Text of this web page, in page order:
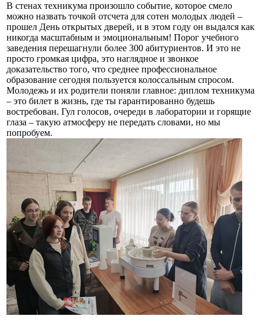
В стенах техникума произошло событие, которое смело
можно назвать точкой отсчета для сотен молодых людей –
прошел День открытых дверей, и в этом году он выдался как
никогда масштабным и эмоциональным! Порог учебного
заведения перешагнули более 300 абитуриентов. И это не
просто громкая цифра, это наглядное и звонкое
доказательство того, что среднее профессиональное
образование сегодня пользуется колоссальным спросом.
Молодежь и их родители поняли главное: диплом техникума
– это билет в жизнь, где ты гарантированно будешь
востребован. Гул голосов, очереди в лаборатории и горящие
глаза – такую атмосферу не передать словами, но мы
попробуем.